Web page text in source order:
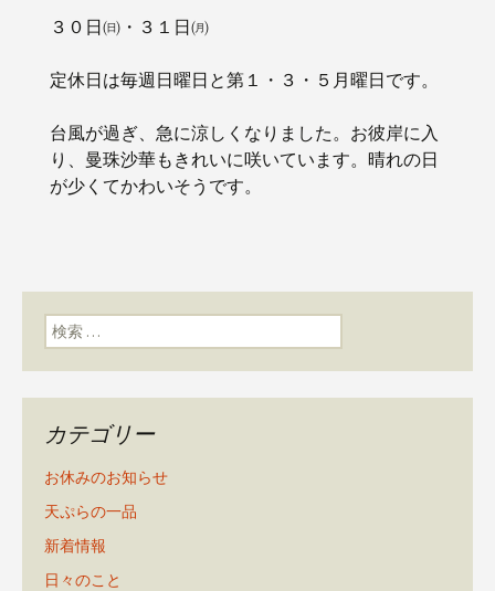
３０日㈰・３１日㈪
定休日は毎週日曜日と第１・３・５月曜日です。
台風が過ぎ、急に涼しくなりました。お彼岸に入
り、曼珠沙華もきれいに咲いています。晴れの日
が少くてかわいそうです。
検索:
カテゴリー
お休みのお知らせ
天ぷらの一品
新着情報
日々のこと